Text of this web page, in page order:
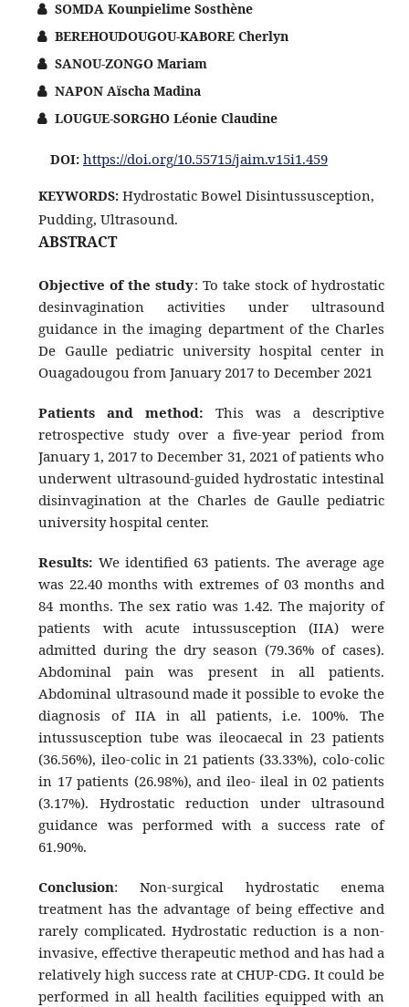
SOMDA Kounpielime Sosthène
BEREHOUDOUGOU-KABORE Cherlyn
SANOU-ZONGO Mariam
NAPON Aïscha Madina
LOUGUE-SORGHO Léonie Claudine
DOI: https://doi.org/10.55715/jaim.v15i1.459
KEYWORDS:Hydrostatic Bowel Disintussusception,
Pudding, Ultrasound.
ABSTRACT
Objective of the study: To take stock of hydrostatic
desinvagination activities under ultrasound
guidance in the imaging department of the Charles
De Gaulle pediatric university hospital center in
Ouagadougou from January 2017 to December 2021
Patients and method: This was a descriptive
retrospective study over a five-year period from
January 1, 2017 to December 31, 2021 of patients who
underwent ultrasound-guided hydrostatic intestinal
disinvagination at the Charles de Gaulle pediatric
university hospital center.
Results: We identified 63 patients. The average age
was 22.40 months with extremes of 03 months and
84 months. The sex ratio was 1.42. The majority of
patients with acute intussusception (IIA) were
admitted during the dry season (79.36% of cases).
Abdominal pain was present in all patients.
Abdominal ultrasound made it possible to evoke the
diagnosis of IIA in all patients, i.e. 100%. The
intussusception tube was ileocaecal in 23 patients
(36.56%), ileo-colic in 21 patients (33.33%), colo-colic
in 17 patients (26.98%), and ileo- ileal in 02 patients
(3.17%). Hydrostatic reduction under ultrasound
guidance was performed with a success rate of
61.90%.
Conclusion: Non-surgical hydrostatic enema
treatment has the advantage of being effective and
rarely complicated. Hydrostatic reduction is a non-
invasive, effective therapeutic method and has had a
relatively high success rate at CHUP-CDG. It could be
performed in all health facilities equipped with an